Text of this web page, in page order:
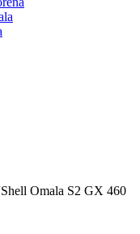
Omala S2 GX 460